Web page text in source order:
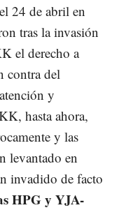
24 de abril en
tras la invasión
el derecho a
contra del
y
hasta ahora,
y las
levantado en
invadido de facto
HPG y YJA-